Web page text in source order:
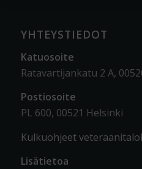
YHTEYSTIEDOT
Katuosoite
Ratavartijankatu 2 A,
Postiosoite
PL 600, 00521 Helsinki
Kulkuohjeet
Lisätietoa